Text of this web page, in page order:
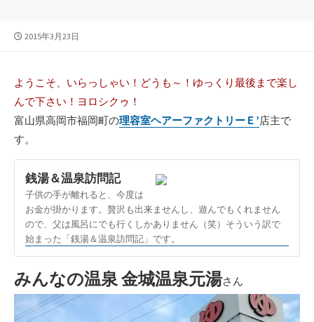
公
2015年3月23日
ようこそ、いらっしゃい！どうも～！ゆっくり最後まで楽し
んで下さい！ヨロシクゥ！
富山県高岡市福岡町の理容室ヘアーファクトリーＥ’店主で
す。
銭湯＆温泉訪問記
子供の手が離れると、今度は
お金が掛かります。贅沢も出来ませんし、遊んでもくれません
ので、父は風呂にでも行くしかありません（笑）そういう訳で
始まった「銭湯＆温泉訪問記」です。
みんなの温泉 金城温泉元湯さん